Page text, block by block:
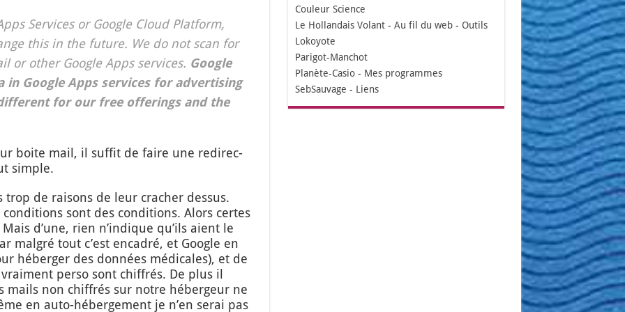
Ser­vices or Google Cloud Plat­form,
this in the future. We do not scan for
or other Google Apps ser­vices. Google
in Google Apps ser­vices for adver­ti­sing
for our free offe­rings and the
boite mail, il suf­fit de faire une redi­rec­
simple.
de rai­sons de leur cra­cher des­sus.
sont des condi­tions. Alors certes
d’une, rien n’in­dique qu’ils aient le
mal­gré tout c’est enca­dré, et Google en
héber­ger des don­nées médi­cales), et de
per­so sont chif­frés. De plus il
mails non chif­frés sur notre héber­geur ne
en auto-héber­ge­ment je n’en serai pas
Couleur Science
Le Hollandais Volant- Au fil du web- Outils
Lokoyote
Parigot-Manchot
Planète-Casio- Mes programmes
SebSauvage - Liens